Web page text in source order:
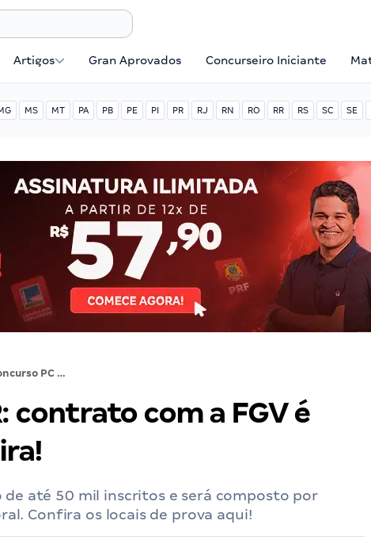
Artigos Gran Aprovados Concurseiro Iniciante
MS MT PA PB PE PI PR RJ RN RO RR RS SC SE
Concurso PC PR: contrato com a FGV é divulgado; confira!
contrato com a FGV é
de até 50 mil inscritos e será composto por
Confira os locais de prova aqui!